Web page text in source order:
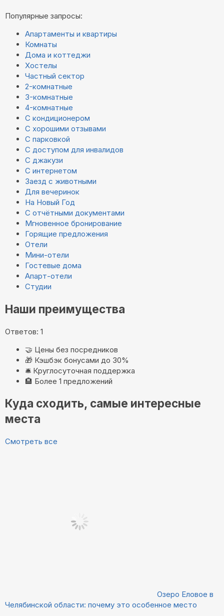
Популярные запросы:
Апартаменты и квартиры
Комнаты
Дома и коттеджи
Хостелы
Частный сектор
2-комнатные
3-комнатные
4-комнатные
С кондиционером
С хорошими отзывами
С парковкой
С доступом для инвалидов
С джакузи
С интернетом
Заезд с животными
Для вечеринок
На Новый Год
С отчётными документами
Мгновенное бронирование
Горящие предложения
Отели
Мини-отели
Гостевые дома
Апарт-отели
Студии
Наши преимущества
Ответов: 1
🤝 Цены без посредников
🎁 Кэшбэк бонусами до 30%
🛎️ Круглосуточная поддержка
🏨 Более 1 предложений
Куда сходить, самые интересные
места
Смотреть все
Озеро Еловое в
Челябинской области: почему это особенное место